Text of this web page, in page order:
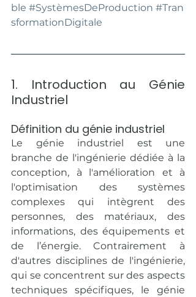
ble #SystèmesDeProduction #Tran
sformationDigitale
1. Introduction au Génie
Industriel
Définition du génie industriel
Le génie industriel est une
branche de l'ingénierie dédiée à la
conception, à l'amélioration et à
l'optimisation des systèmes
complexes qui intègrent des
personnes, des matériaux, des
informations, des équipements et
de l’énergie. Contrairement à
d'autres disciplines de l'ingénierie,
qui se concentrent sur des aspects
techniques spécifiques, le génie